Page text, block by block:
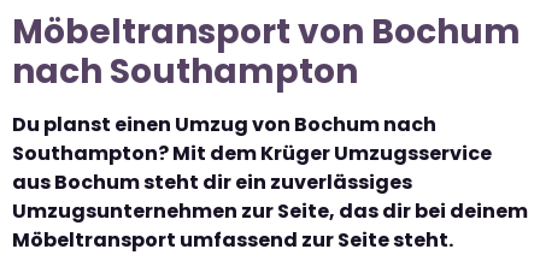
Möbeltransport von Bochum
nach Southampton
Du planst einen Umzug von Bochum nach
Southampton? Mit dem Krüger Umzugsservice
aus Bochum steht dir ein zuverlässiges
Umzugsunternehmen zur Seite, das dir bei deinem
Möbeltransport umfassend zur Seite steht.